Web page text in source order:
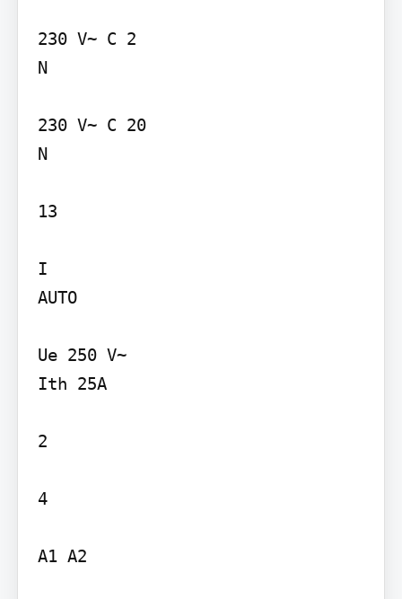
230 V~ C 2
N
230 V~ C 20
N
13
I
AUTO
Ue 250 V~
Ith 25A
2
4
A1 A2